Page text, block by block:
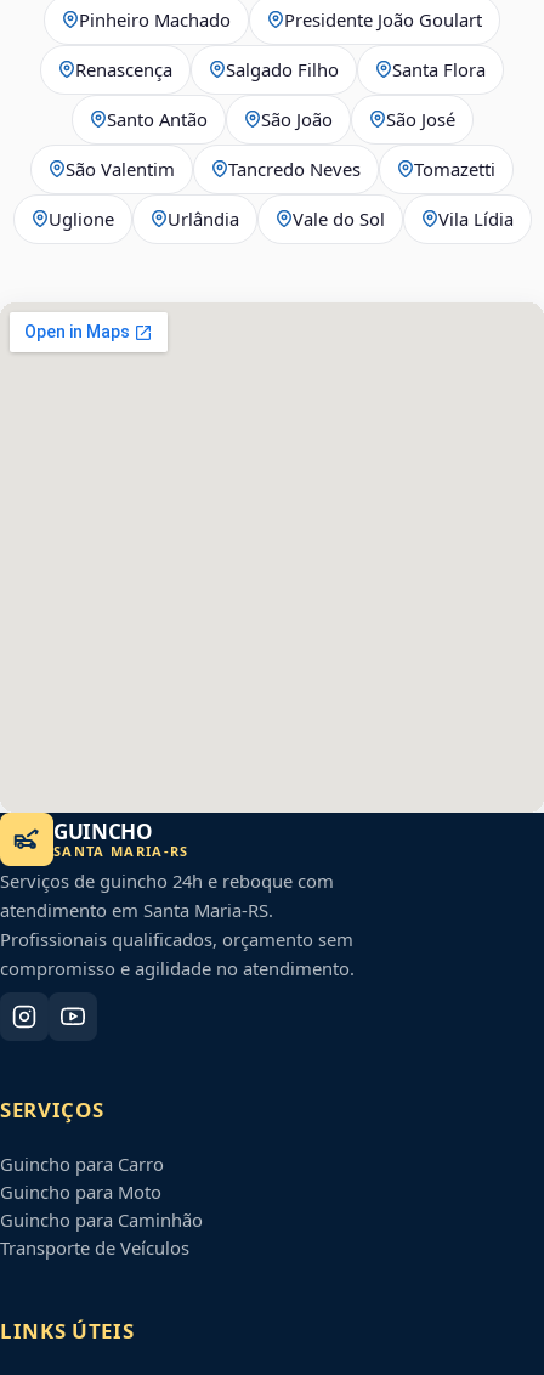
Pinheiro Machado Presidente João Goulart
Renascença Salgado Filho Santa Flora
Santo Antão São João São José
São Valentim Tancredo Neves Tomazetti
Uglione Urlândia Vale do Sol Vila Lídia
GUINCHO
SANTA MARIA -RS
Serviços de guincho 24h e reboque com
atendimento em Santa Maria-RS.
Profissionais qualificados, orçamento sem
compromisso e agilidade no atendimento.
SERVIÇOS
Guincho para Carro
Guincho para Moto
Guincho para Caminhão
Transporte de Veículos
LINKS ÚTEIS